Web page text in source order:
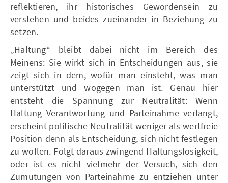
reflektieren, ihr historisches Gewordensein zu
verstehen und beides zueinander in Beziehung zu
setzen.
„Haltung“ bleibt dabei nicht im Bereich des
Meinens: Sie wirkt sich in Entscheidungen aus, sie
zeigt sich in dem, wofür man einsteht, was man
unterstützt und wogegen man ist. Genau hier
entsteht die Spannung zur Neutralität: Wenn
Haltung Verantwortung und Parteinahme verlangt,
erscheint politische Neutralität weniger als wertfreie
Position denn als Entscheidung, sich nicht festlegen
zu wollen. Folgt daraus zwingend Haltungslosigkeit,
oder ist es nicht vielmehr der Versuch, sich den
Zumutungen von Parteinahme zu entziehen unter